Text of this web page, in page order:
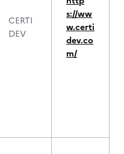
CERTI
DEV
s://ww
w.certi
dev.co
m/